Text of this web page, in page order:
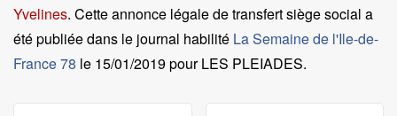
Yvelines. Cette annonce légale de transfert siège social a
été publiée dans le journal habilité La Semaine de l'Ile-de-
France 78 le 15/01/2019 pour LES PLEIADES.